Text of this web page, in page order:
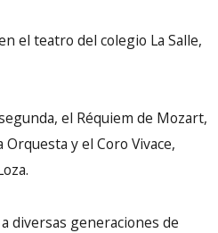
el teatro del colegio La Salle,
el Réquiem de Mozart,
y el Coro Vivace,
diversas generaciones de